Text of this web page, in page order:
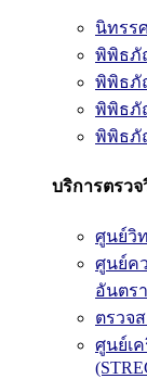
นิทรร
พิพิธภั
พิพิธภั
พิพิธ
พิพิธภั
บริการตรว
ศูนย์วิ
ศูนย์ค
อันตร
ตรวจ
ศูนย์เ